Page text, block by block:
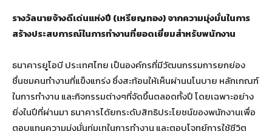
รางวัลนายจ้างดีเด่นแห่งปี (เหรียญทอง) จากความมุ่งมั่นในการ
สร้างประสบการณ์ในการทำงานที่ยอดเยี่ยมสำหรับพนักงาน
ธนาคารยูโอบี ประเทศไทย เป็นองค์กรที่มีวัฒนกรรมการยกย่อง
ชื่นชมคนทำงานที่แข็งแกร่ง ซึ่งสะท้อนให้เห็นผ่านนโนบาย หลักเกณฑ์
ในการทำงาน และกิจกรรมต่างๆที่จัดขึ้นตลอดทั้งปี โดยเฉพาะอย่าง
ยิ่งในปีที่ผ่านมา ธนาคารได้ยกระดับสิทธิประโยชน์ของพนักงานเพื่อ
ตอบแทนความมุ่งมั่นทุ่มเทในการทำงาน และตอบโจทย์การใช้ชีวิต